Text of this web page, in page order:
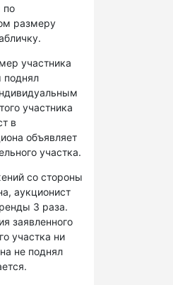
по
размеру
участника
поднял
участника
в
объявляет
участка.
со стороны
аукционист
3 раза.
заявленного
участка ни
не поднял